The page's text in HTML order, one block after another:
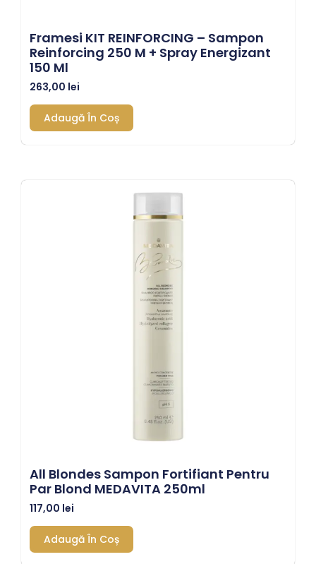
Framesi KIT REINFORCING – Sampon
Reinforcing 250 M + Spray Energizant
150 Ml
263,00 lei
Adaugă În Coș
All Blondes Sampon Fortifiant Pentru
Par Blond MEDAVITA 250ml
117,00 lei
Adaugă În Coș